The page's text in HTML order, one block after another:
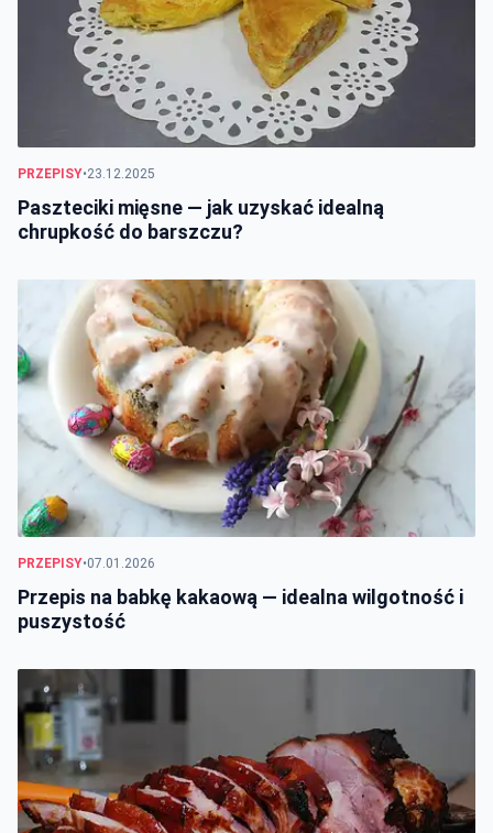
PRZEPISY•23.12.2025
Paszteciki mięsne — jak uzyskać idealną
chrupkość do barszczu?
PRZEPISY•07.01.2026
Przepis na babkę kakaową — idealna wilgotność i
puszystość